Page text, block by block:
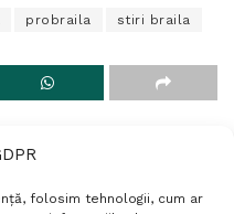
folosim tehnologii, cum ar
probraila stiri braila